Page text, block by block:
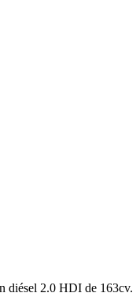
diésel 2.0 HDI de 163cv.